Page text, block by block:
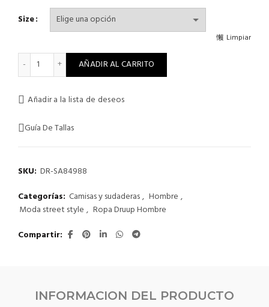
Size
Limpiar
T-SHIRT – INSIGNIA SACRIFICE AND GLORY BY DRUUP –
AÑADIR AL CARRITO
Añadir a la lista de deseos
Guía De Tallas
SKU: DR-SA84988
Categorías: Camisas y sudaderas, Hombre ,
Moda street style , Ropa Druup Hombre
Compartir
INFORMACION DEL PRODUCTO